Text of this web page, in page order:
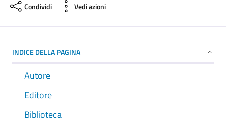
Condividi Vedi azioni
INDICE DELLA PAGINA
Autore
Editore
Biblioteca